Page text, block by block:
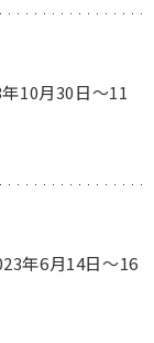
10月30日～11
年6月14日～16